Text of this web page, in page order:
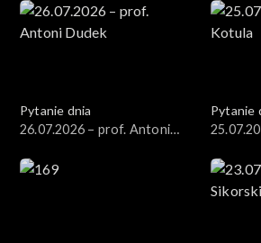
Pytanie dnia
26.07.2026 – prof. Antoni
Pytanie